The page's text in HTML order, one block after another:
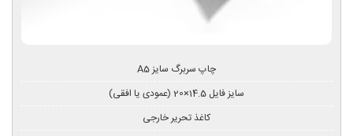
چاپ سربرگ سایز A5
سایز فایل 14.5×20 (عمودی یا افقی)
کاغذ تحریر خارجی